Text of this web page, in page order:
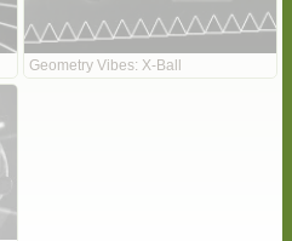
Geometry Vibes: X-Ball